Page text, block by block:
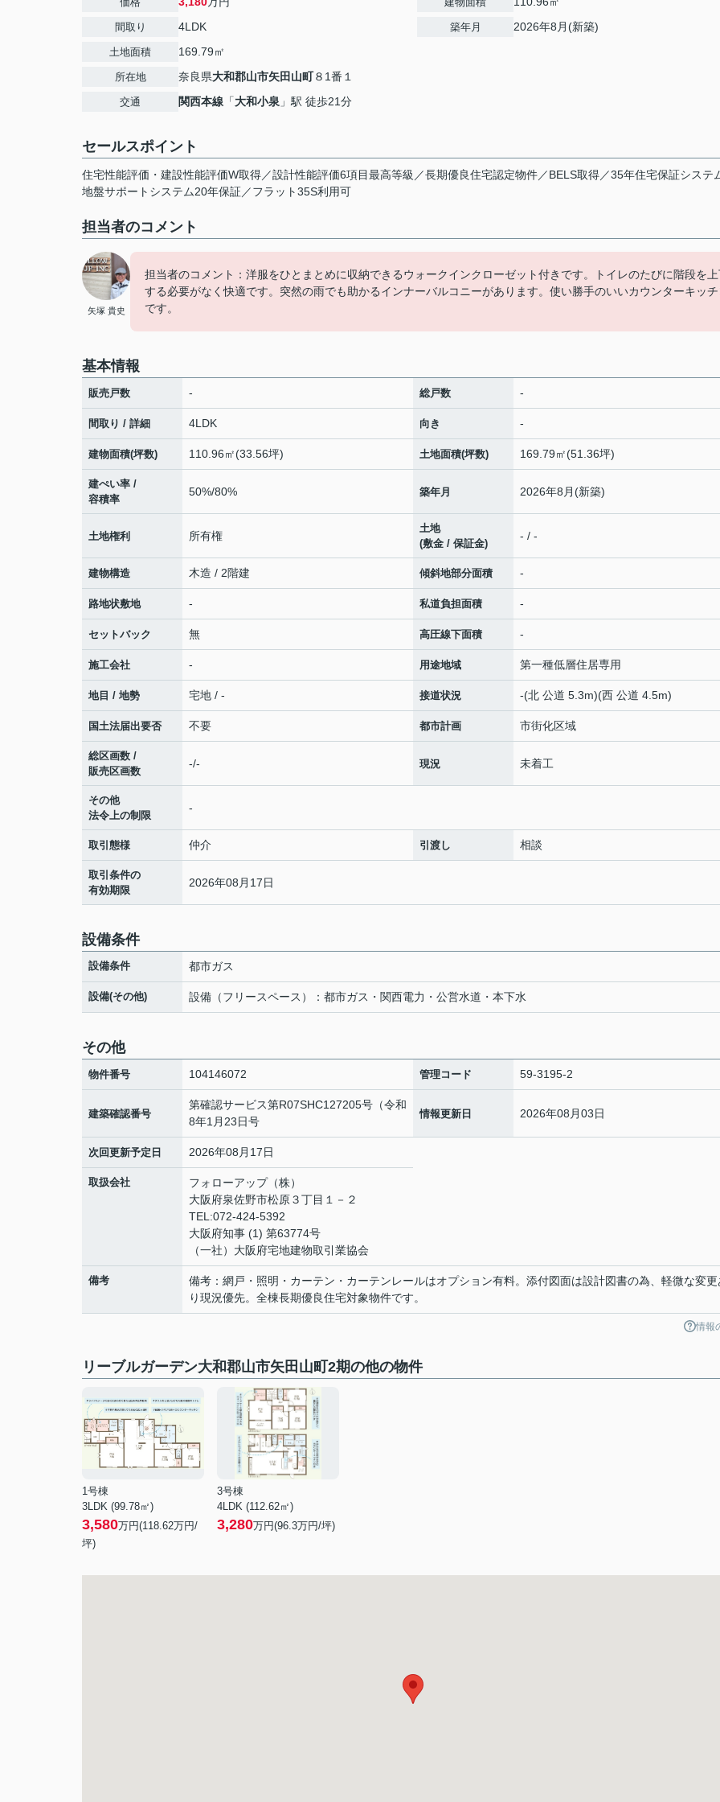
間取り 4LDK
土地面積 169.79㎡
所在地 奈良県大和郡山市矢田山町８1番１
交通 関西本線 「大和小泉 」駅 徒歩21分
築年月 2026年8月(新築)
セールスポイント
住宅性能評価・建設性能評価W取得／設計性能評価6項目最高等級／長期優良住宅認定物件／BELS取得／35年住宅保証システ
地盤サポートシステム20年保証／フラット35S利用可
担当者のコメント
矢塚 貴史
担当者のコメント：洋服をひとまとめに収納できるウォークインクローゼット付きです。トイレのたびに階段を
する必要がなく快適です。突然の雨でも助かるインナーバルコニーがあります。使い勝手のいいカウンターキッチ
です。
基本情報
販売戸数 - 総戸数 -
間取り / 詳細 4LDK 向き -
建物面積(坪数) 110.96㎡(33.56坪) 土地面積(坪数) 169.79㎡(51.36坪)
建ぺい率 /
容積率
50%/80% 築年月 2026年8月(新築)
土地権利 所有権
土地
(敷金 / 保証金)
- / -
建物構造 木造 / 2階建 傾斜地部分面積 -
路地状敷地 - 私道負担面積 -
セットバック 無 高圧線下面積 -
施工会社 - 用途地域 第一種低層住居専用
地目 / 地勢 宅地 / - 接道状況 -(北 公道 5.3m)(西 公道 4.5m)
国土法届出要否 不要 都市計画 市街化区域
総区画数 /
販売区画数
-/- 現況 未着工
その他
法令上の制限
-
取引態様 仲介 引渡し 相談
取引条件の
有効期限
2026年08月17日
設備条件
設備条件 都市ガス
設備(その他) 設備（フリースペース）：都市ガス・関西電力・公営水道・本下水
その他
物件番号 104146072 管理コード 59-3195-2
建築確認番号
第確認サービス第R07SHC127205号（令和
8年1月23日号
情報更新日 2026年08月03日
次回更新予定日 2026年08月17日
取扱会社
フォローアップ（株）
大阪府泉佐野市松原３丁目１－２
TEL:072-424-5392
大阪府知事 (1) 第63774号
（一社）大阪府宅地建物取引業協会
備考
備考：網戸・照明・カーテン・カーテンレールはオプション有料。添付図面は設計図書の為、軽微な変更
り現況優先。全棟長期優良住宅対象物件です。
情報
リーブルガーデン大和郡山市矢田山町2期の他の物件
1号棟
3LDK (99.78㎡)
3,580万円(118.62万円/
坪)
3号棟
4LDK (112.62㎡)
3,280万円(96.3万円/坪)